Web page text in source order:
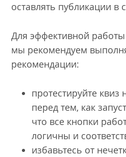
оставлять публикации в
Для эффективной работы
мы рекомендуем
рекомендации:
протестируйте квиз
перед тем, как
что все кнопки
логичны и
избавьтесь от